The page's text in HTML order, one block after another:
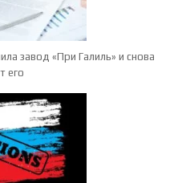
завод «При Галиль» и снова
его